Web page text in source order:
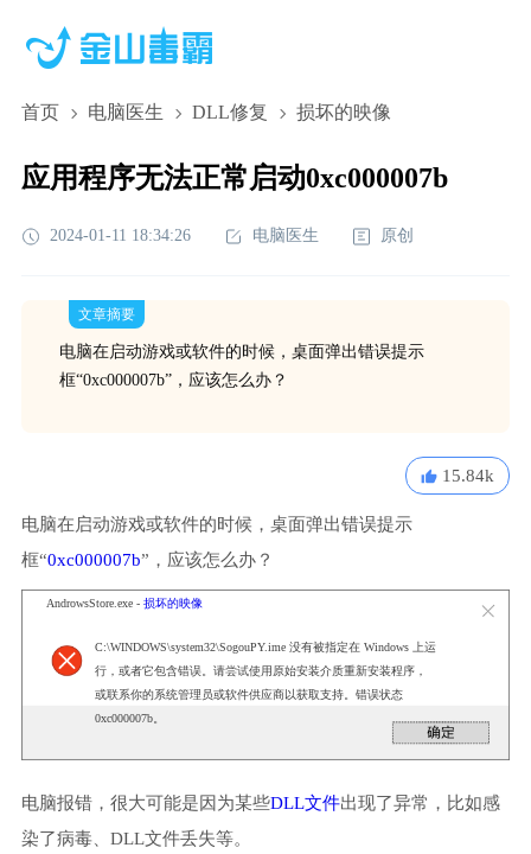
首页 电脑医生 DLL修复 损坏的映像
应用程序无法正常启动0xc000007b
2024-01-11 18:34:26 电脑医生 原创
文章摘要
电脑在启动游戏或软件的时候，桌面弹出错误提示
框“0xc000007b”，应该怎么办？
15.84k
电脑在启动游戏或软件的时候，桌面弹出错误提示
框“0xc000007b”，应该怎么办？
AndrowsStore.exe - 损坏的映像
C:\WINDOWS\system32\SogouPY.ime 没有被指定在 Windows 上运
行，或者它包含错误。请尝试使用原始安装介质重新安装程序，
或联系你的系统管理员或软件供应商以获取支持。错误状态
0xc000007b。
电脑报错，很大可能是因为某些DLL文件出现了异常，比如感
染了病毒、DLL文件丢失等。